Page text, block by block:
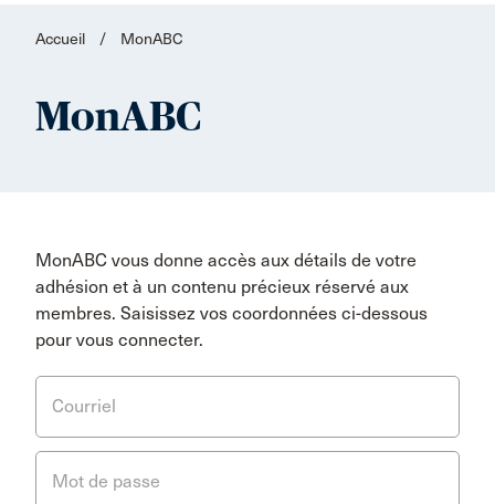
Accueil / MonABC
MonABC
MonABC vous donne accès aux détails de votre
adhésion et à un contenu précieux réservé aux
membres. Saisissez vos coordonnées ci-dessous
pour vous connecter.
Courriel
Mot de passe